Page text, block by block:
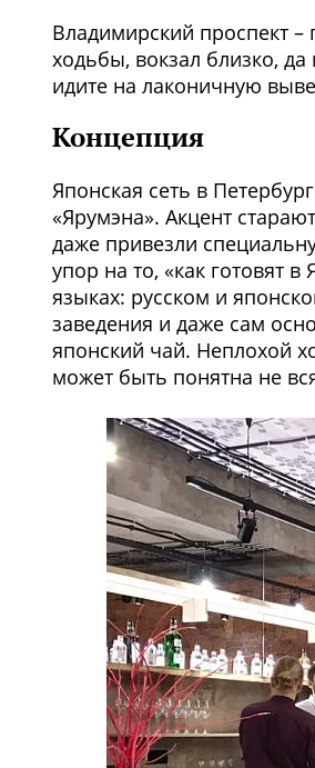
Владимирский проспект –
ходьбы, вокзал близко,
идите на лаконичную
Концепция
Японская сеть в
«Ярумэна». Акцент
даже привезли
упор на то, «как готовят
языках: русском и
заведения и даже сам
японский чай. Неплохой
может быть понятна не